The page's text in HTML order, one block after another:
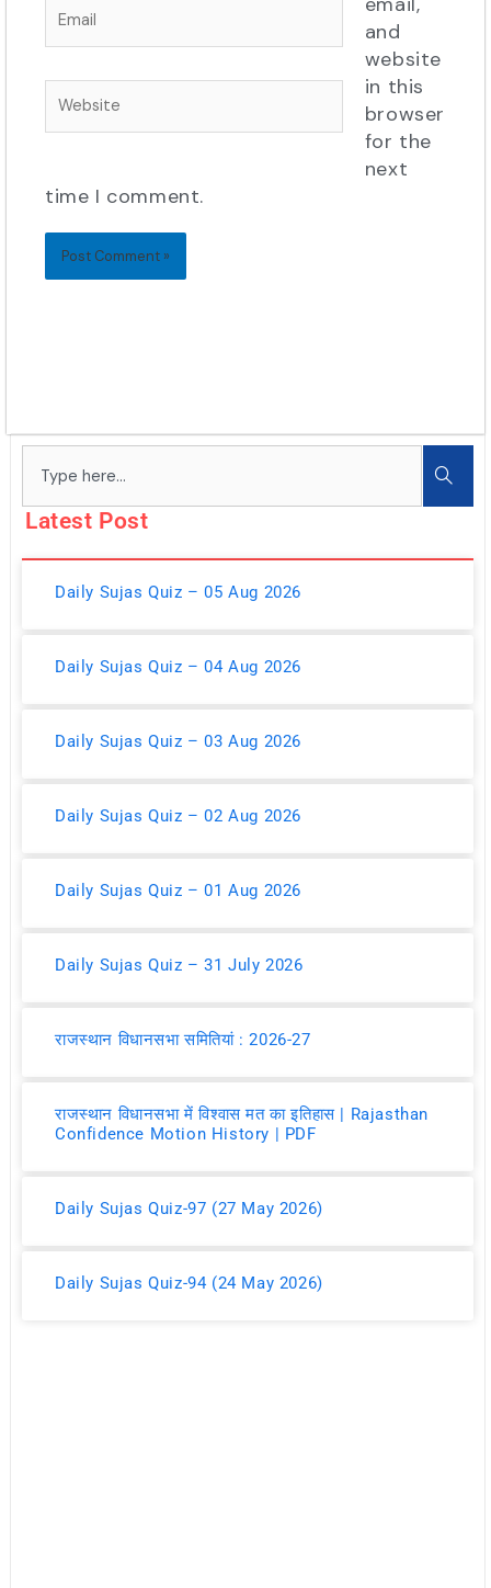
Email
Website
and
website
in this
browser
for the
next
time I comment.
Latest Post
Daily Sujas Quiz – 05 Aug 2026
Daily Sujas Quiz – 04 Aug 2026
Daily Sujas Quiz – 03 Aug 2026
Daily Sujas Quiz – 02 Aug 2026
Daily Sujas Quiz – 01 Aug 2026
Daily Sujas Quiz – 31 July 2026
राजस्थान विधानसभा समितियां : 2026-27
राजस्थान विधानसभा में विश्वास मत का इतिहास | Rajasthan
Confidence Motion History | PDF
Daily Sujas Quiz-97 (27 May 2026)
Daily Sujas Quiz-94 (24 May 2026)